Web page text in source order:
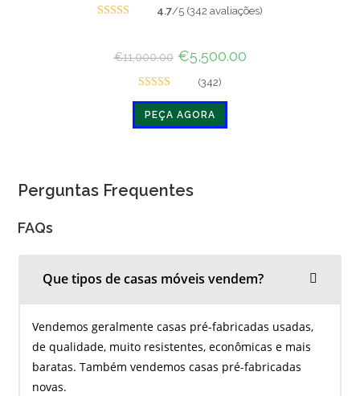
4.7/5 (342 avaliações)
€11,000.00 O
preço
original
€11,000.00.
€5,500.00O
Avaliado
em 4.7 de 5
(342)
PEÇA AGORA
Perguntas Frequentes
FAQs
Que tipos de casas móveis vendem?
Vendemos geralmente casas pré-fabricadas usadas,
de qualidade, muito resistentes, econômicas e mais
baratas. Também vendemos casas pré-fabricadas
novas.